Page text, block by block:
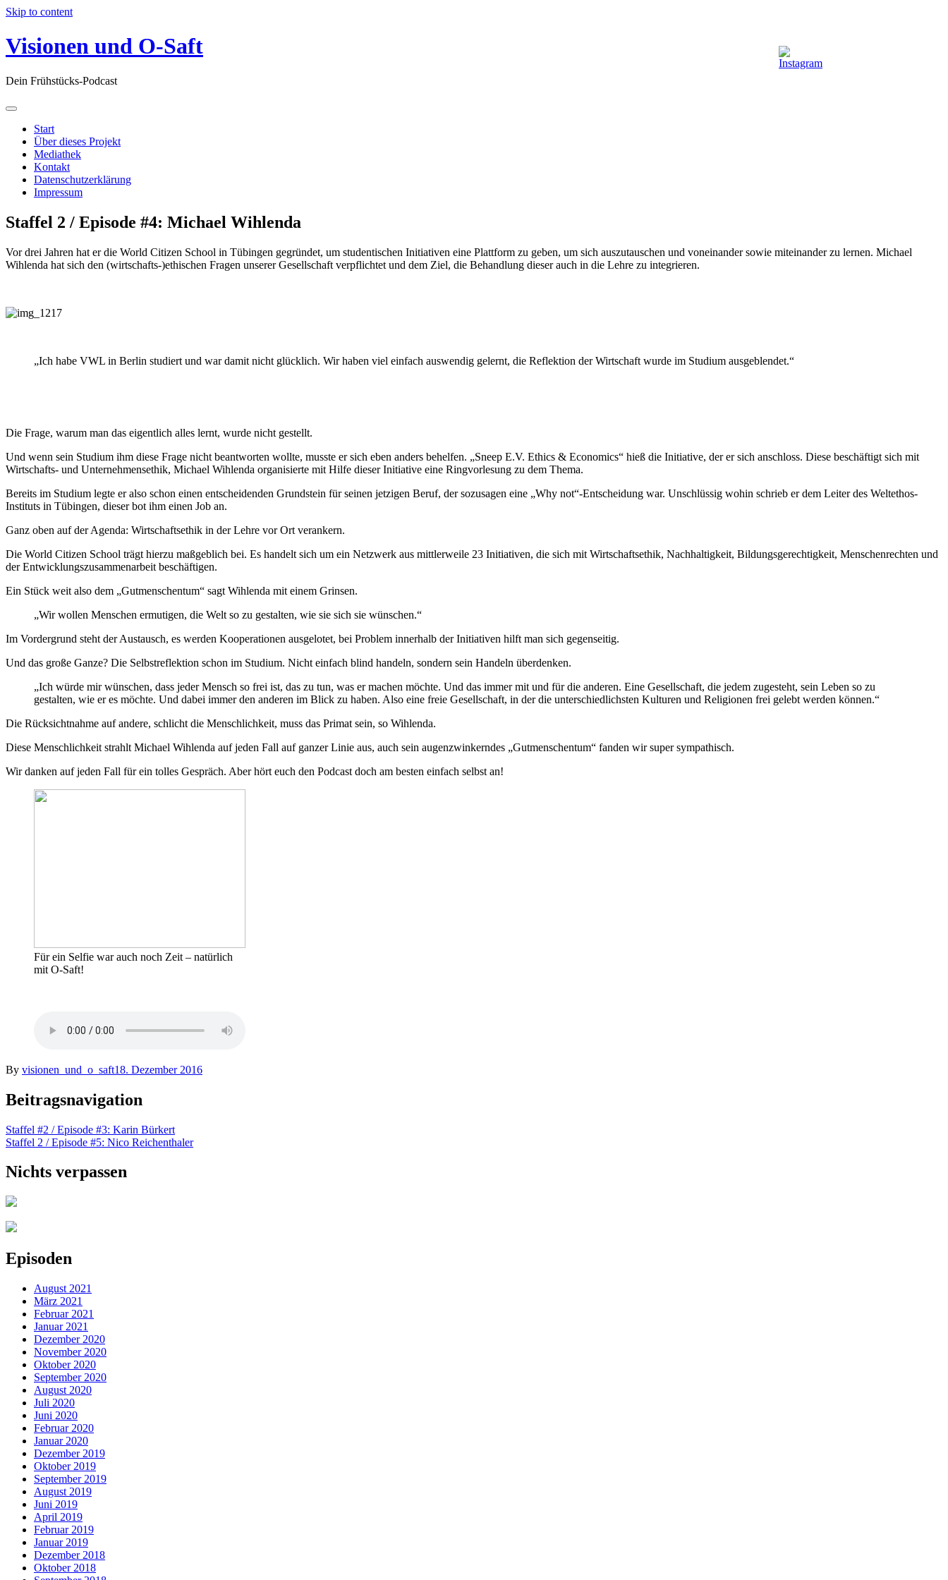
Skip to content
Visionen und O-Saft
Dein Frühstücks-Podcast
Start
Über dieses Projekt
Mediathek
Kontakt
Datenschutzerklärung
Impressum
Staffel 2 / Episode #4: Michael Wihlenda
Vor drei Jahren hat er die World Citizen School in Tübingen gegründet, um studentischen Initiativen eine Plattform zu geben, um sich auszutauschen und voneinander sowie miteinander zu lernen. Michael
Wihlenda hat sich den (wirtschafts-)ethischen Fragen unserer Gesellschaft verpflichtet und dem Ziel, die Behandlung dieser auch in die Lehre zu integrieren.
„Ich habe VWL in Berlin studiert und war damit nicht glücklich. Wir haben viel einfach auswendig gelernt, die Reflektion der Wirtschaft wurde im Studium ausgeblendet.“
Die Frage, warum man das eigentlich alles lernt, wurde nicht gestellt.
Und wenn sein Studium ihm diese Frage nicht beantworten wollte, musste er sich eben anders behelfen. „Sneep E.V. Ethics & Economics“ hieß die Initiative, der er sich anschloss. Diese beschäftigt sich mit
Wirtschafts- und Unternehmensethik, Michael Wihlenda organisierte mit Hilfe dieser Initiative eine Ringvorlesung zu dem Thema.
Bereits im Studium legte er also schon einen entscheidenden Grundstein für seinen jetzigen Beruf, der sozusagen eine „Why not“-Entscheidung war. Unschlüssig wohin schrieb er dem Leiter des Weltethos-
Instituts in Tübingen, dieser bot ihm einen Job an.
Ganz oben auf der Agenda: Wirtschaftsethik in der Lehre vor Ort verankern.
Die World Citizen School trägt hierzu maßgeblich bei. Es handelt sich um ein Netzwerk aus mittlerweile 23 Initiativen, die sich mit Wirtschaftsethik, Nachhaltigkeit, Bildungsgerechtigkeit, Menschenrechten und
der Entwicklungszusammenarbeit beschäftigen.
Ein Stück weit also dem „Gutmenschentum“ sagt Wihlenda mit einem Grinsen.
„Wir wollen Menschen ermutigen, die Welt so zu gestalten, wie sie sich sie wünschen.“
Im Vordergrund steht der Austausch, es werden Kooperationen ausgelotet, bei Problem innerhalb der Initiativen hilft man sich gegenseitig.
Und das große Ganze? Die Selbstreflektion schon im Studium. Nicht einfach blind handeln, sondern sein Handeln überdenken.
„Ich würde mir wünschen, dass jeder Mensch so frei ist, das zu tun, was er machen möchte. Und das immer mit und für die anderen. Eine Gesellschaft, die jedem zugesteht, sein Leben so zu
gestalten, wie er es möchte. Und dabei immer den anderen im Blick zu haben. Also eine freie Gesellschaft, in der die unterschiedlichsten Kulturen und Religionen frei gelebt werden können.“
Die Rücksichtnahme auf andere, schlicht die Menschlichkeit, muss das Primat sein, so Wihlenda.
Diese Menschlichkeit strahlt Michael Wihlenda auf jeden Fall auf ganzer Linie aus, auch sein augenzwinkerndes „Gutmenschentum“ fanden wir super sympathisch.
Wir danken auf jeden Fall für ein tolles Gespräch. Aber hört euch den Podcast doch am besten einfach selbst an!
Für ein Selfie war auch noch Zeit – natürlich
mit O-Saft!
By visionen_und_o_saft18. Dezember 2016
Beitragsnavigation
Staffel #2 / Episode #3: Karin Bürkert
Staffel 2 / Episode #5: Nico Reichenthaler
Nichts verpassen
Episoden
August 2021
März 2021
Februar 2021
Januar 2021
Dezember 2020
November 2020
Oktober 2020
September 2020
August 2020
Juli 2020
Juni 2020
Februar 2020
Januar 2020
Dezember 2019
Oktober 2019
September 2019
August 2019
Juni 2019
April 2019
Februar 2019
Januar 2019
Dezember 2018
Oktober 2018